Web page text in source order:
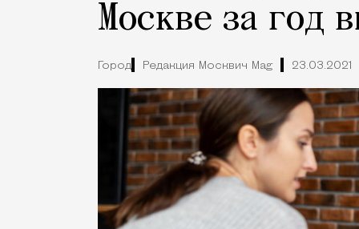
Москве за год
Город Редакция Москвич Mag 23.03.2021